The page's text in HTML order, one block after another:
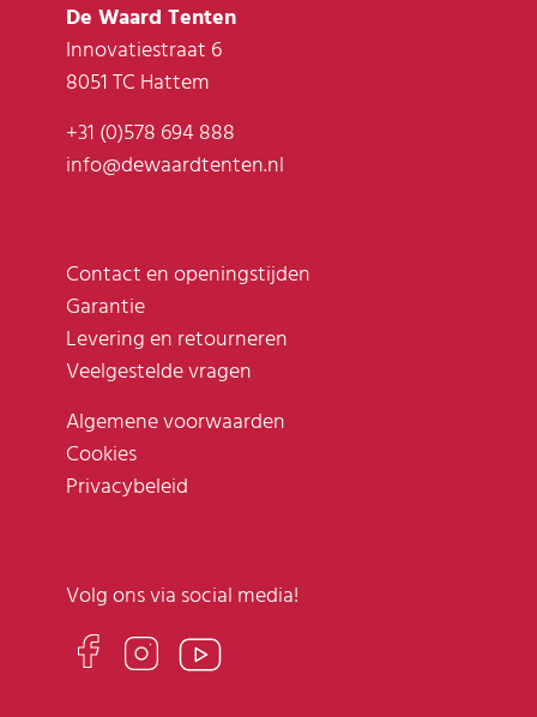
De Waard Tenten
Innovatiestraat 6
8051 TC Hattem
+31 (0)578 694 888
info@dewaardtenten.nl
Contact en openingstijden
Garantie
Levering en retourneren
Veelgestelde vragen
Algemene voorwaarden
Cookies
Privacybeleid
Volg ons via social media!